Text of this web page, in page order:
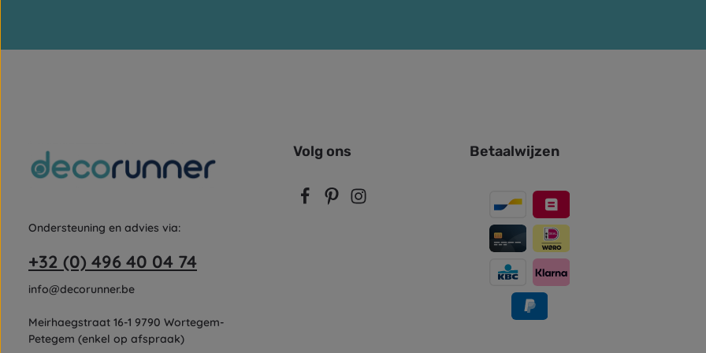
Ondersteuning en advies via:
+32 (0) 496 40 04 74
info@decorunner.be
Meirhaegstraat 16-1 9790 Wortegem-
Petegem (enkel op afspraak)
Volg ons Betaalwijzen